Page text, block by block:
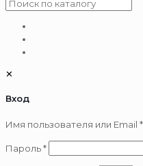
✕
Вход
Имя пользователя или Email *
Пароль*Обязательно